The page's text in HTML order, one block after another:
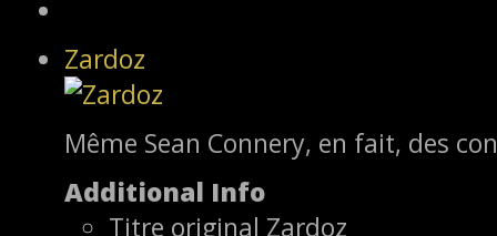
Zardoz
Même Sean Connery, en fait, des
Additional Info
Titre original Zardoz